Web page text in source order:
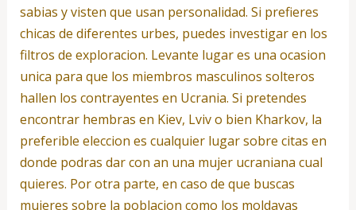
sabias y visten que usan personalidad. Si prefieres
chicas de diferentes urbes, puedes investigar en los
filtros de exploracion. Levante lugar es una ocasion
unica para que los miembros masculinos solteros
hallen los contrayentes en Ucrania. Si pretendes
encontrar hembras en Kiev, Lviv o bien Kharkov, la
preferible eleccion es cualquier lugar sobre citas en
donde podras dar con an una mujer ucraniana cual
quieres. Por otra parte, en caso de que buscas
mujeres sobre la poblacion como los moldavas